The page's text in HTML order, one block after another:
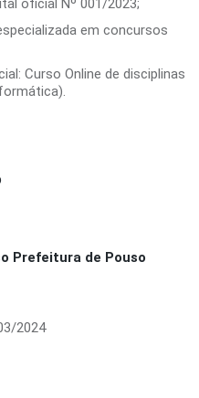
oficial Nº 001/2023;
em concursos
Curso Online de disciplinas
Prefeitura de Pouso
2024